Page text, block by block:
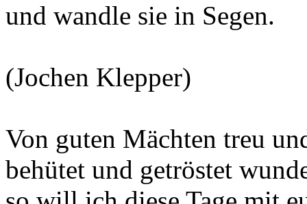
und wandle sie in Segen.
(Jochen Klepper)
Von guten Mächten treu
behütet und getröstet